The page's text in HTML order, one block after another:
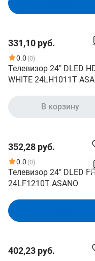
331,10 руб.
0.0 (0)
Телевизор 24" DLED
WHITE 24LH1011T
В корзину
352,28 руб.
0.0 (0)
Телевизор 24" DLED
24LF1210T ASANO
402,23 руб.